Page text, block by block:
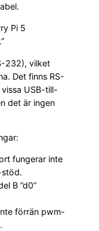
Pi 5
232), vilket
Det finns RS-
USB-till-
det är ingen
fungerar inte
B ”d0”
förrän pwm-